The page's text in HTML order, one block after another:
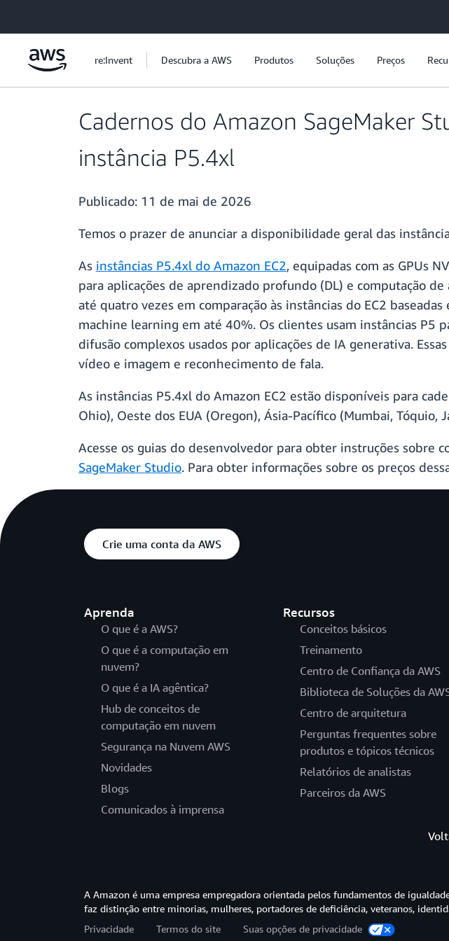
re:Invent Descubra a AWS Produtos Soluções Preços
Cadernos do Amazon SageMaker
instância P5.4xl
Publicado: 11 de mai de 2026
Temos o prazer de anunciar a disponibilidade geral das
As instâncias P5.4xl do Amazon EC2, equipadas com as GPUs
para aplicações de aprendizado profundo (DL) e computação
até quatro vezes em comparação às instâncias do EC2
machine learning em até 40%. Os clientes usam instâncias P5
difusão complexos usados por aplicações de IA generativa.
vídeo e imagem e reconhecimento de fala.
As instâncias P5.4xl do Amazon EC2 estão disponíveis para
Ohio), Oeste dos EUA (Oregon), Ásia-Pacífico (Mumbai, Tóquio,
Acesse os guias do desenvolvedor para obter instruções sobre
SageMaker Studio. Para obter informações sobre os preços
Crie uma conta da AWS
Aprenda
O que é a AWS?
O que é a computação em
nuvem?
O que é a IA agêntica?
Hub de conceitos de
computação em nuvem
Segurança na Nuvem AWS
Novidades
Blogs
Comunicados à imprensa
Recursos
Conceitos básicos
Treinamento
Centro de Confiança da AWS
Biblioteca de Soluções da
Centro de arquitetura
Perguntas frequentes sobre
produtos e tópicos técnicos
Relatórios de analistas
Parceiros da AWS
A Amazon é uma empresa empregadora orientada pelos fundamentos de
faz distinção entre minorias, mulheres, portadores de deficiência, veteranos,
Privacidade
Termos do site
Suas opções de privacidade